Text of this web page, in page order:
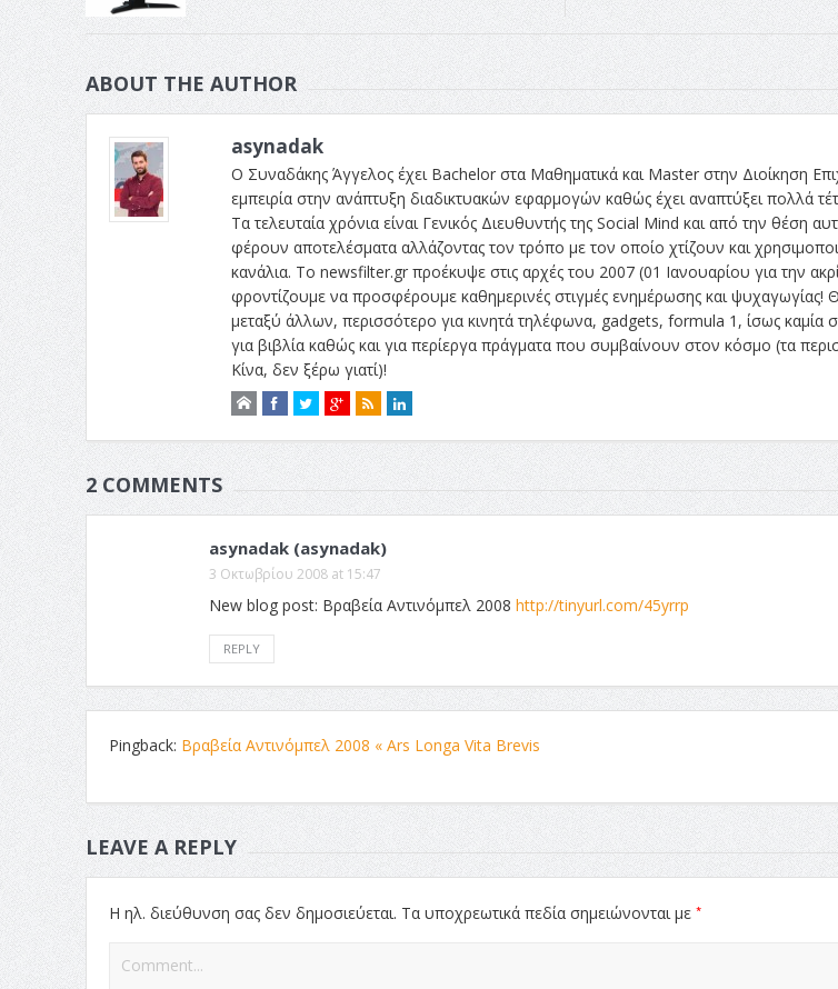
ABOUT THE AUTHOR
asynadak
Ο Συναδάκης Άγγελος έχει Bachelor στα Μαθηματικά και Master στην Διοίκηση
εμπειρία στην ανάπτυξη διαδικτυακών εφαρμογών καθώς έχει αναπτύξει πολλά
Τα τελευταία χρόνια είναι Γενικός Διευθυντής της Social Mind και από την θέση
φέρουν αποτελέσματα αλλάζοντας τον τρόπο με τον οποίο χτίζουν και
κανάλια. Το newsfilter.gr προέκυψε στις αρχές του 2007 (01 Ιανουαρίου για την
φροντίζουμε να προσφέρουμε καθημερινές στιγμές ενημέρωσης και ψυχαγωγίας!
μεταξύ άλλων, περισσότερο για κινητά τηλέφωνα, gadgets, formula 1, ίσως καμία
για βιβλία καθώς και για περίεργα πράγματα που συμβαίνουν στον κόσμο (τα
Κίνα, δεν ξέρω γιατί)!
2 COMMENTS
asynadak (asynadak)
3 Οκτωβρίου 2008 at 15:47
New blog post: Βραβεία Αντινόμπελ 2008 http://tinyurl.com/45yrrp
REPLY
Pingback: Βραβεία Αντινόμπελ 2008 « Ars Longa Vita Brevis
LEAVE A REPLY
Η ηλ. διεύθυνση σας δεν δημοσιεύεται. Τα υποχρεωτικά πεδία σημειώνονται με *